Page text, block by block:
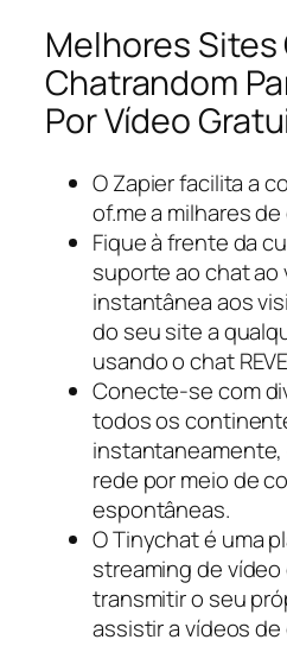
Melhores Sites
Chatrandom
Por Vídeo
O Zapier facilita a
of.me a milhares
Fique à frente da
suporte ao chat ao
instantânea aos
do seu site a
usando o chat
Conecte-se com
todos os
rede por meio de
espontâneas.
O Tinychat é uma
streaming de
transmitir o seu
assistir a vídeos